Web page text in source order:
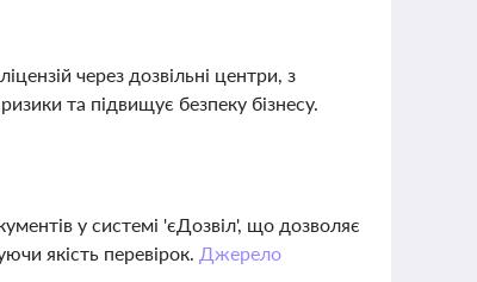
через дозвільні центри, з
та підвищує безпеку бізнесу.
у системі 'єДозвіл', що дозволяє
якість перевірок. Джерело